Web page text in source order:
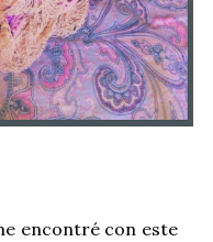
encontré con este